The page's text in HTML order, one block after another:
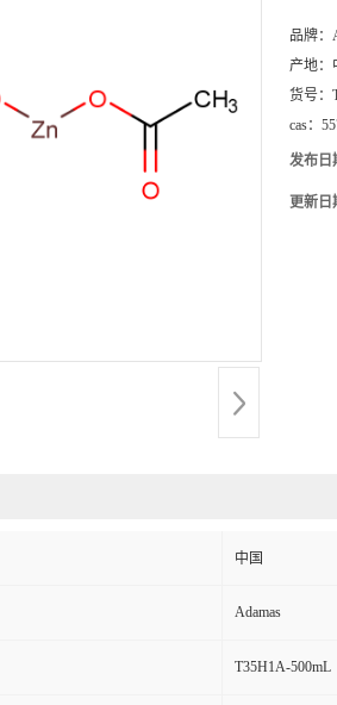
品牌：
产地：
货号：
cas：
发布日
更新日
中国
Adamas
T35H1A-500mL